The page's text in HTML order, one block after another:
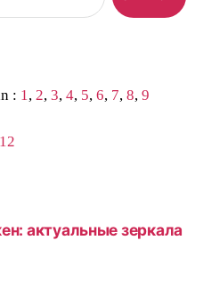
: 1,2,3,4, 5,6, 7,8,9
12
актуальные зеркала